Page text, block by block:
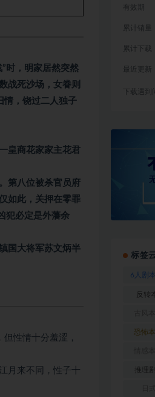
时，明家居然突然
战死沙场，女眷则
情，饶过二人独子
皇商花家家主花君
第八位被杀官员府
如此，关押在零罪
犯必定是外藩余
国大将军苏文炳半
性情十分羞涩，
月来不同，性子十
有效期
累计销量
累计下载
最近更新
下载遇
标签
6人剧
反转
恐怖本
推理